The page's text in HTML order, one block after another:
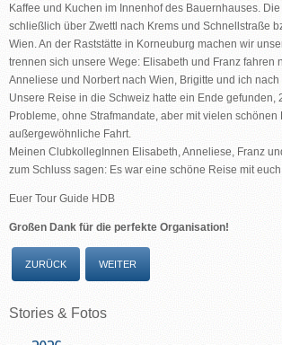
Kaffee und Kuchen im Innenhof des Bauernhauses.
schließlich über Zwettl nach Krems und Schnellstraße
Wien. An der Raststätte in Korneuburg machen wir
trennen sich unsere Wege: Elisabeth und Franz fahren
Anneliese und Norbert nach Wien, Brigitte und ich nach
Unsere Reise in die Schweiz hatte ein Ende gefunden,
Probleme, ohne Strafmandate, aber mit vielen
außergewöhnliche Fahrt.
Meinen ClubkollegInnen Elisabeth, Anneliese, Franz
zum Schluss sagen: Es war eine schöne Reise mit
Euer Tour Guide HDB
Großen Dank für die perfekte Organisation!
ZURÜCK WEITER
Stories & Fotos